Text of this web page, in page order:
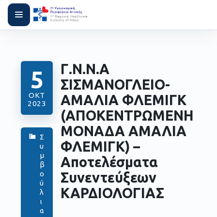
5
ΟΚΤ
2023
Σ
υ
μ
β
ο
ύ
λ
ι
α
Γ.Ν.Ν.Α
ΣΙΣΜΑΝΟΓΛΕΙΟ-
ΑΜΑΛΙΑ ΦΛΕΜΙΓΚ
(ΑΠΟΚΕΝΤΡΩΜΕΝΗ
ΜΟΝΑΔΑ ΑΜΑΛΙΑ
ΦΛΕΜΙΓΚ) –
Αποτελέσματα
Συνεντεύξεων
ΚΑΡΔΙΟΛΟΓΙΑΣ